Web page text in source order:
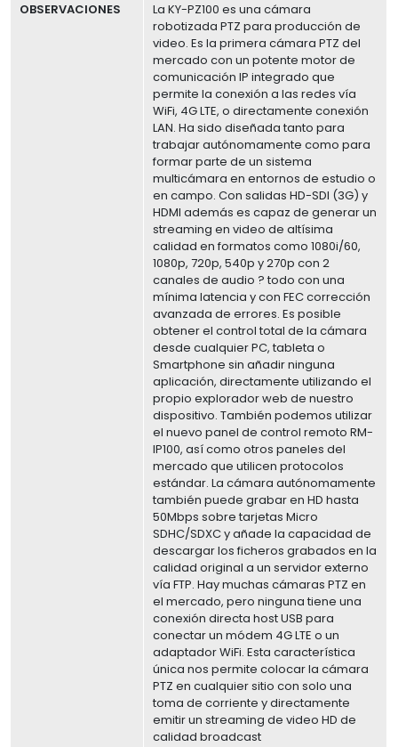
OBSERVACIONES
La KY-PZ100 es una cámara
robotizada PTZ para producción de
video. Es la primera cámara PTZ del
mercado con un potente motor de
comunicación IP integrado que
permite la conexión a las redes vía
WiFi, 4G LTE, o directamente conexión
LAN. Ha sido diseñada tanto para
trabajar autónomamente como para
formar parte de un sistema
multicámara en entornos de estudio o
en campo. Con salidas HD-SDI (3G) y
HDMI además es capaz de generar un
streaming en video de altísima
calidad en formatos como 1080i/60,
1080p, 720p, 540p y 270p con 2
canales de audio ? todo con una
mínima latencia y con FEC corrección
avanzada de errores. Es posible
obtener el control total de la cámara
desde cualquier PC, tableta o
Smartphone sin añadir ninguna
aplicación, directamente utilizando el
propio explorador web de nuestro
dispositivo. También podemos utilizar
el nuevo panel de control remoto RM-
IP100, así como otros paneles del
mercado que utilicen protocolos
estándar. La cámara autónomamente
también puede grabar en HD hasta
50Mbps sobre tarjetas Micro
SDHC/SDXC y añade la capacidad de
descargar los ficheros grabados en la
calidad original a un servidor externo
vía FTP. Hay muchas cámaras PTZ en
el mercado, pero ninguna tiene una
conexión directa host USB para
conectar un módem 4G LTE o un
adaptador WiFi. Esta característica
única nos permite colocar la cámara
PTZ en cualquier sitio con solo una
toma de corriente y directamente
emitir un streaming de video HD de
calidad broadcast